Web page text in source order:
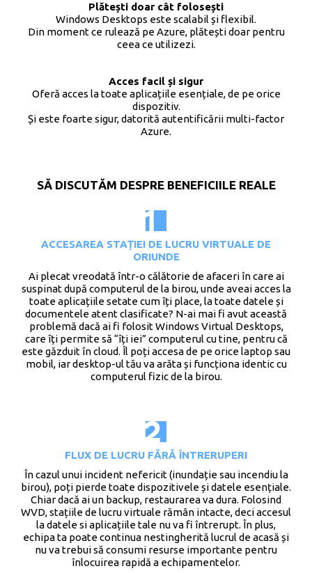
Plătești doar cât folosești
Windows Desktops este scalabil și flexibil.
Din moment ce rulează pe Azure, plătești doar pentru
ceea ce utilizezi.
Acces facil și sigur
Oferă acces la toate aplicațiile esențiale, de pe orice
dispozitiv.
Și este foarte sigur, datorită autentificării multi-factor
Azure.
SĂ DISCUTĂM DESPRE BENEFICIILE REALE
ACCESAREA STAȚIEI DE LUCRU VIRTUALE DE
ORIUNDE
Ai plecat vreodată într-o călătorie de afaceri în care ai
suspinat după computerul de la birou, unde aveai acces la
toate aplicațiile setate cum îți place, la toate datele și
documentele atent clasificate? N-ai mai fi avut această
problemă dacă ai fi folosit Windows Virtual Desktops,
care îți permite să “îți iei” computerul cu tine, pentru că
este găzduit în cloud. Îl poți accesa de pe orice laptop sau
mobil, iar desktop-ul tău va arăta și funcționa identic cu
computerul fizic de la birou.
FLUX DE LUCRU FĂRĂ ÎNTRERUPERI
În cazul unui incident nefericit (inundație sau incendiu la
birou), poți pierde toate dispozitivele și datele esențiale.
Chiar dacă ai un backup, restaurarea va dura. Folosind
WVD, stațiile de lucru virtuale rămân intacte, deci accesul
la datele si aplicațiile tale nu va fi întrerupt. În plus,
echipa ta poate continua nestingherită lucrul de acasă și
nu va trebui să consumi resurse importante pentru
înlocuirea rapidă a echipamentelor.